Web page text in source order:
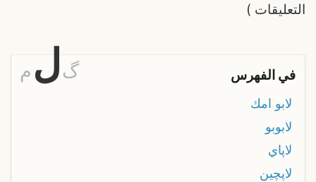
التعليقات )
في الفهرس گل م
لابو امك
لابوبو
لاپاي
لاپچين